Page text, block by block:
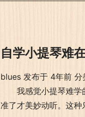
自学小提琴难
blues 发布于 4年前 分
我感觉小提琴难
准了才美妙动听。这